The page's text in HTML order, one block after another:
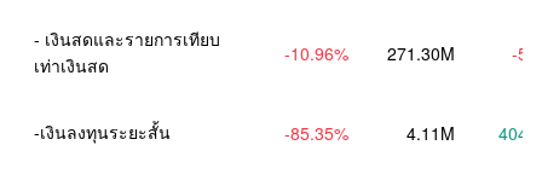
- เงินสดและรายการเทียบ
เท่าเงินสด
-10.96% 271.30M -
-เงินลงทุนระยะสั้น -85.35% 4.11M